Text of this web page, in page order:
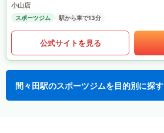
小山店
スポーツジム 駅から車で13分
公式サイトを見る
間々田駅のスポーツジムを目的別に探す